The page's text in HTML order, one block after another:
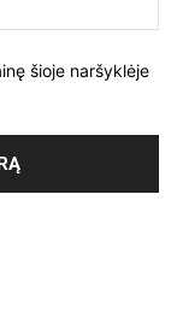
šioje naršyklėje